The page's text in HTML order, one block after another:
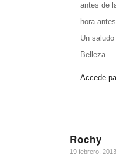
antes de
hora
Un
Belleza
Accede
Rochy
Dice:
19 febrero,